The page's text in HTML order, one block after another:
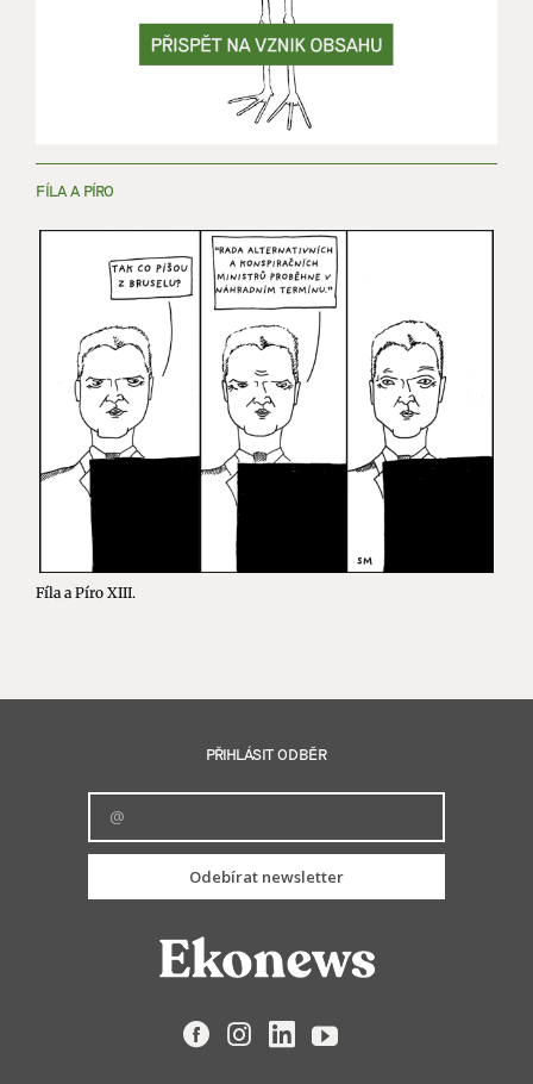
FÍLA A PÍRO
Fíla a Píro XIII.
PŘIHLÁSIT ODBĚR
Odebírat newsletter
FacebookInstagramLinkedIn
YouTube